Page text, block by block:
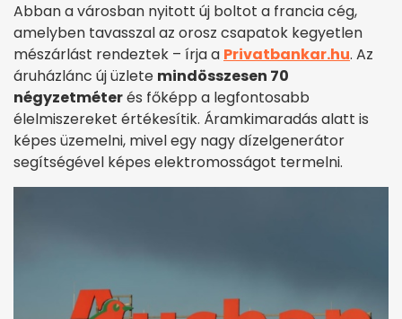
Abban a városban nyitott új boltot a francia cég,
amelyben tavasszal az orosz csapatok kegyetlen
mészárlást rendeztek – írja a Privatbankar.hu. Az
áruházlánc új üzlete mindösszesen 70
négyzetméterés főképp a legfontosabb
élelmiszereket értékesítik. Áramkimaradás alatt is
képes üzemelni, mivel egy nagy dízelgenerátor
segítségével képes elektromosságot termelni.